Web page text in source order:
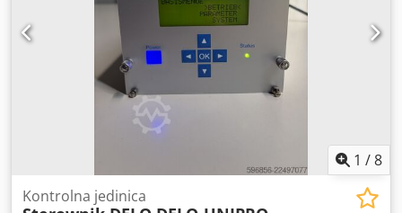
1 /8
Kontrolna jedinica